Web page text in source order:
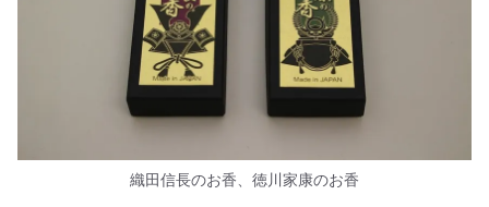
織田信長のお香、徳川家康のお香